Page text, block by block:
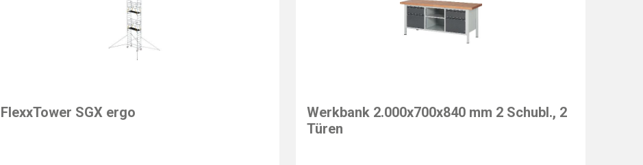
FlexxTower SGX ergo
Werkbank 2.000x700x840 mm 2 Schubl., 2
Türen